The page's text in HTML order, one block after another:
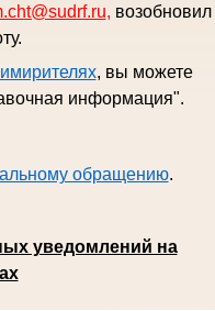
, возобновил
, вы можете
информация".
обращению.
уведомлений на